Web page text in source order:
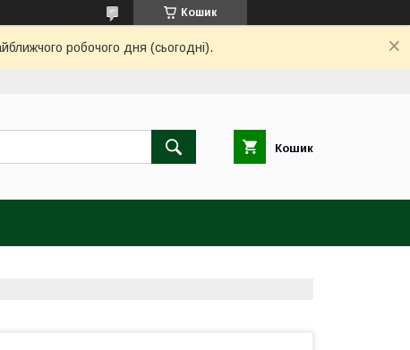
Кошик
робочого дня (сьогодні).
Кошик